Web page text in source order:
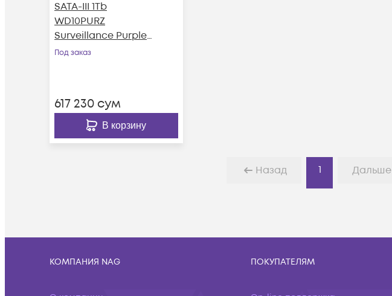
SATA-III 1Tb
WD10PURZ
Surveillance Purple
(5400rpm) 64Mb 3.5"
Под заказ
617 230 сум
В корзину
Назад 1 Дальше
КОМПАНИЯ NAG ПОКУПАТЕЛЯМ